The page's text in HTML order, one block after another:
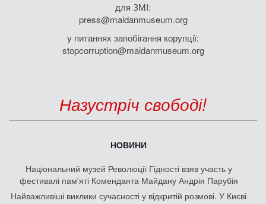
для ЗМІ:
press@maidanmuseum.org
у питаннях запобігання корупції:
stopcorruption@maidanmuseum.org
Назустріч свободі!
НОВИНИ
Національний музей Революції Гідності взяв участь у
фестивалі пам'яті Коменданта Майдану Андрія Парубія
Найважливіші виклики сучасності у відкритій розмові. У Києві